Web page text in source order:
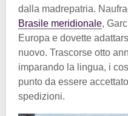
dalla madrepatria.
Brasile meridionale,
Europa e dovette
nuovo. Trascorse otto
imparando la lingua, i
punto da essere
spedizioni.